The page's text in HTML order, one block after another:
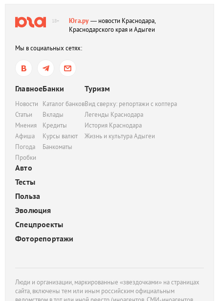
18+ Юга.ру— новости Краснодара,
Краснодарского края и Адыгеи
Мы в социальных сетях:
Главное
Новости
Статьи
Мнения
Афиша
Погода
Пробки
Банки
Каталог банков
Вклады
Кредиты
Курсы валют
Банкоматы
Туризм
Вид сверху: репортажи с коптера
Легенды Краснодара
История Краснодара
Жизнь и культура Адыгеи
Авто
Тесты
Польза
Эволюция
Спецпроекты
Фоторепортажи
Люди и организации, маркированные «звездочками» на страницах
сайта, включены тем или иным российским официальным